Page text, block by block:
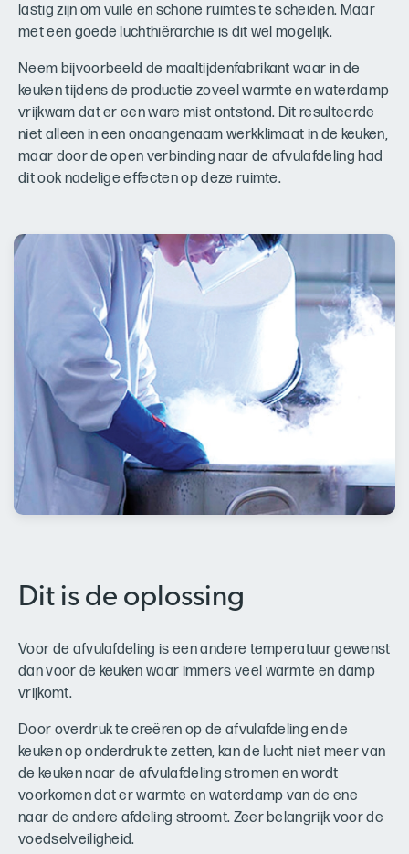
lastig zijn om vuile en schone ruimtes te scheiden. Maar
met een goede luchthiërarchie is dit wel mogelijk.
Neem bijvoorbeeld de maaltijdenfabrikant waar in de
keuken tijdens de productie zoveel warmte en waterdamp
vrijkwam dat er een ware mist ontstond. Dit resulteerde
niet alleen in een onaangenaam werkklimaat in de keuken,
maar door de open verbinding naar de afvulafdeling had
dit ook nadelige effecten op deze ruimte.
Dit is de oplossing
Voor de afvulafdeling is een andere temperatuur gewenst
dan voor de keuken waar immers veel warmte en damp
vrijkomt.
Door overdruk te creëren op de afvulafdeling en de
keuken op onderdruk te zetten, kan de lucht niet meer van
de keuken naar de afvulafdeling stromen en wordt
voorkomen dat er warmte en waterdamp van de ene
naar de andere afdeling stroomt. Zeer belangrijk voor de
voedselveiligheid.